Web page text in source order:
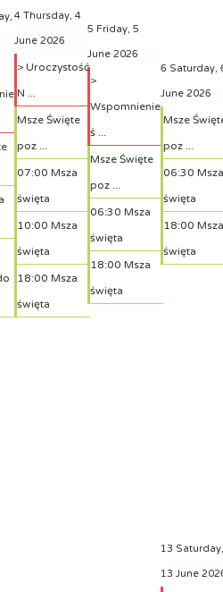
4 Thursday, 4
June 2026
> Uroczystość
N ...
Msze Święte
poz ...
07:00 Msza
święta
10:00 Msza
święta
18:00 Msza
święta
5 Friday, 5
June 2026
>
Wspomnienie
ś ...
Msze Święte
poz ...
06:30 Msza
święta
18:00 Msza
święta
6 Saturday,
June 2026
Msze
poz ...
06:30 Msza
święta
18:00 Msza
święta
13 Saturday,
13 June